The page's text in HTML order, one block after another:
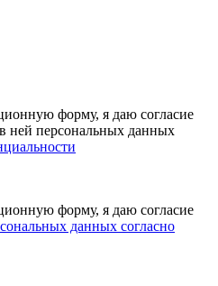
форму, я даю согласие
ней персональных данных
форму, я даю согласие
данных согласно